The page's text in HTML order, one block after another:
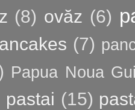
(8) ovăz (6)
(7)
Papua Noua
pastai (15)